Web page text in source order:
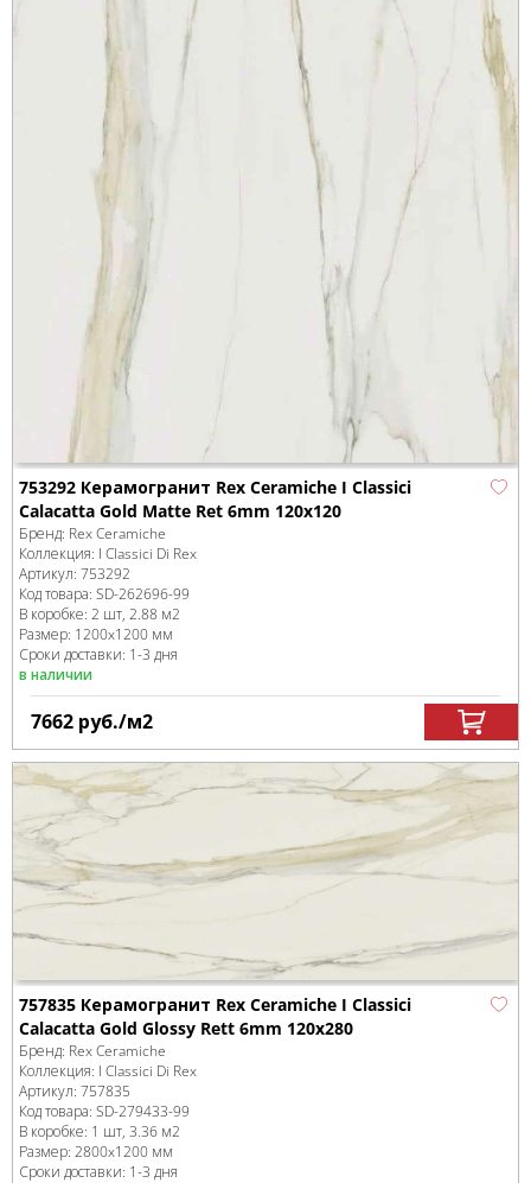
753292 Керамогранит Rex Ceramiche I Classici
Calacatta Gold Matte Ret 6mm 120x120
Бренд: Rex Ceramiche
Коллекция: I Classici Di Rex
Артикул: 753292
Код товара: SD-262696-99
В коробке: 2 шт, 2.88 м2
Размер: 1200x1200 мм
Сроки доставки: 1-3 дня
в наличии
7662 руб./м2
757835 Керамогранит Rex Ceramiche I Classici
Calacatta Gold Glossy Rett 6mm 120x280
Бренд: Rex Ceramiche
Коллекция: I Classici Di Rex
Артикул: 757835
Код товара: SD-279433-99
В коробке: 1 шт, 3.36 м2
Размер: 2800x1200 мм
Сроки доставки: 1-3 дня